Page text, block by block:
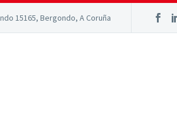
15165, Bergondo, A Coruña